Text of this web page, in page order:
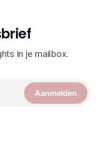
in je mailbox.
Aanmelden